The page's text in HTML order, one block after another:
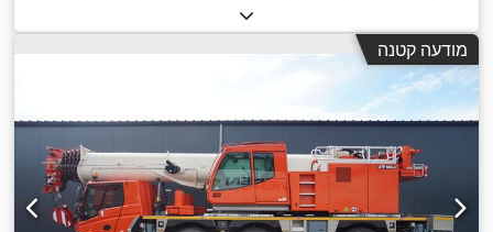
, תצורת סרן:
צבע:צהוב, סוג תמסורת:אוטומטי, שנת ייצור:2008, ציוד:מנוף,
מודעה קטנה